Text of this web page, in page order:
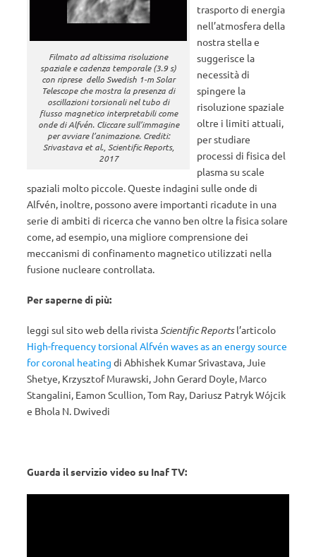
Filmato ad altissima risoluzione
spaziale e cadenza temporale (3.9 s)
con riprese dello Swedish 1-m Solar
Telescope che mostra la presenza di
oscillazioni torsionali nel tubo di
flusso magnetico interpretabili come
onde di Alfvén. Cliccare sull’immagine
per avviare l’animazione. Crediti:
Srivastava et al., Scientific Reports,
2017
trasporto di energia
nell’atmosfera della
nostra stella e
suggerisce la
necessità di
spingere la
risoluzione spaziale
oltre i limiti attuali,
per studiare
processi di fisica del
plasma su scale
spaziali molto piccole. Queste indagini sulle onde di
Alfvén, inoltre, possono avere importanti ricadute in una
serie di ambiti di ricerca che vanno ben oltre la fisica solare
come, ad esempio, una migliore comprensione dei
meccanismi di confinamento magnetico utilizzati nella
fusione nucleare controllata.
Per saperne di più:
leggi sul sito web della rivistaScientific Reportsl’articolo
High-frequency torsional Alfvén waves as an energy source
for coronal heating di Abhishek Kumar Srivastava, Juie
Shetye, Krzysztof Murawski, John Gerard Doyle, Marco
Stangalini, Eamon Scullion, Tom Ray, Dariusz Patryk Wójcik
e Bhola N. Dwivedi
Guarda il servizio video su Inaf TV: